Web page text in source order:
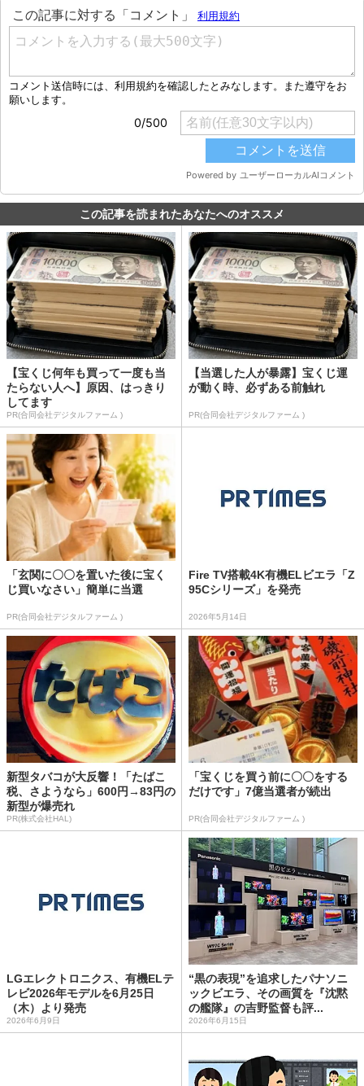
この記事を読まれたあなたへのオススメ
【宝くじ何年も買って一度も当
たらない人へ】原因、はっきり
してます
PR(合同会社デジタルファーム )
【当選した人が暴露】宝くじ運
が動く時、必ずある前触れ
PR(合同会社デジタルファーム )
「玄関に〇〇を置いた後に宝く
じ買いなさい」簡単に当選
PR(合同会社デジタルファーム )
Fire TV搭載4K有機ELビエラ「Z
95Cシリーズ」を発売
2026年5月14日
新型タバコが大反響！「たばこ
税、さようなら」600円→83円の
新型が爆売れ
PR(株式会社HAL)
「宝くじを買う前に〇〇をする
だけです」7億当選者が続出
PR(合同会社デジタルファーム )
LGエレクトロニクス、有機ELテ
レビ2026年モデルを6月25日
（木）より発売
2026年6月9日
“黒の表現”を追求したパナソニ
ックビエラ、その画質を『沈黙
の艦隊』の吉野監督も評...
2026年6月15日